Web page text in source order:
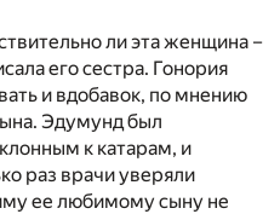
ли эта женщина –
его сестра. Гонория
и вдобавок, по мнению
Эдумунд был
к катарам, и
раз врачи уверяли
ее любимому сыну не